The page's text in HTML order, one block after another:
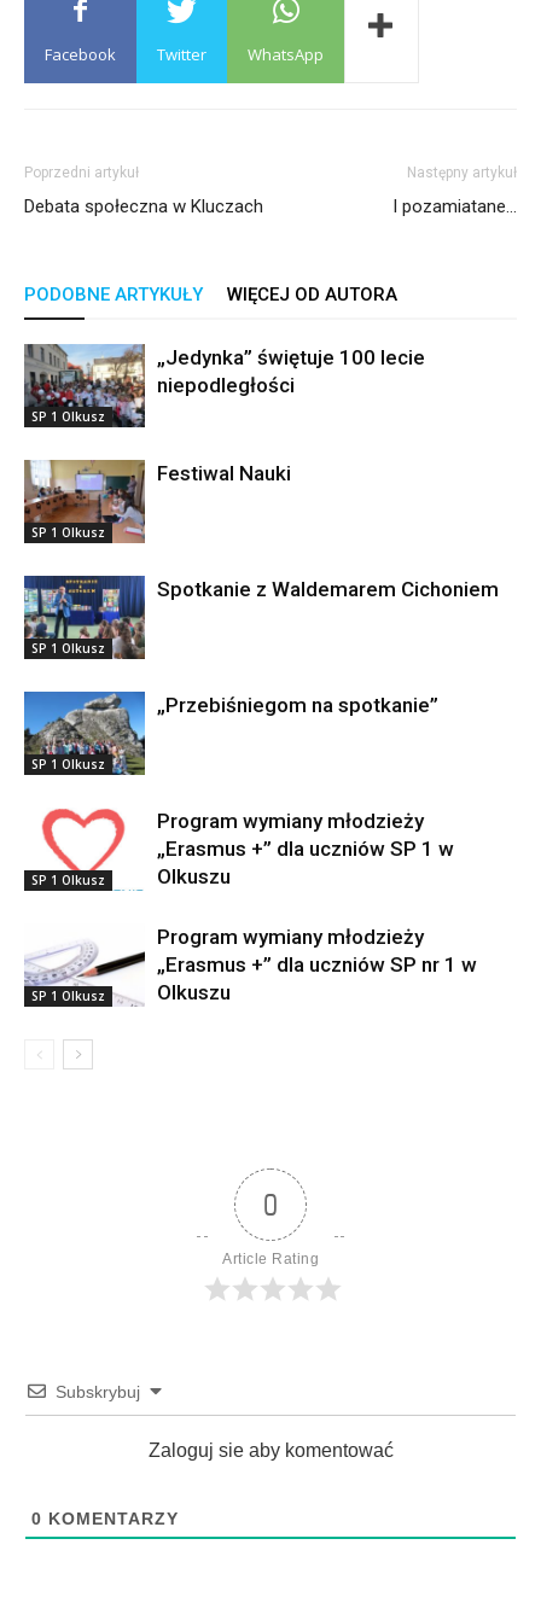
Facebook Twitter WhatsApp
Poprzedni artykuł
Debata społeczna w Kluczach
Następny artykuł
I pozamiatane…
PODOBNE ARTYKUŁY WIĘCEJ OD AUTORA
SP 1 Olkusz
„Jedynka” świętuje 100 lecie
niepodległości
SP 1 Olkusz
Festiwal Nauki
SP 1 Olkusz
Spotkanie z Waldemarem Cichoniem
SP 1 Olkusz
„Przebiśniegom na spotkanie”
SP 1 Olkusz
Program wymiany młodzieży
„Erasmus +” dla uczniów SP 1 w
Olkuszu
SP 1 Olkusz
Program wymiany młodzieży
„Erasmus +” dla uczniów SP nr 1 w
Olkuszu
0
Article Rating
Subskrybuj
Zaloguj sie aby komentować
0 KOMENTARZY